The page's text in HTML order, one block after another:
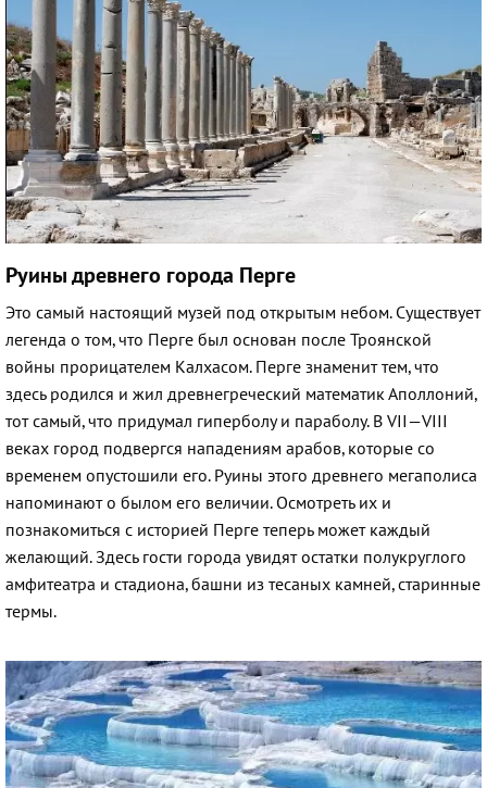
Руины древнего города Перге
Это самый настоящий музей под открытым небом. Существует
легенда о том, что Перге был основан после Троянской
войны прорицателем Калхасом. Перге знаменит тем, что
здесь родился и жил древнегреческий математик Аполлоний,
тот самый, что придумал гиперболу и параболу. В VII—VIII
веках город подвергся нападениям арабов, которые со
временем опустошили его. Руины этого древнего мегаполиса
напоминают о былом его величии. Осмотреть их и
познакомиться с историей Перге теперь может каждый
желающий. Здесь гости города увидят остатки полукруглого
амфитеатра и стадиона, башни из тесаных камней, старинные
термы.